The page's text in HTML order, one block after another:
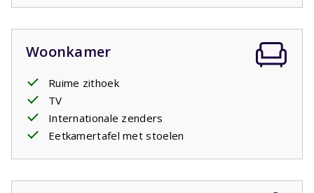
Een heerlijke plek om samen te eten, een boek te lezen
de tuin zorgen bomen en struiken voor beschutte plekjes,
zodat u op elk moment van de dag kunt kiezen tussen
zon en schaduw.
Woonkamer
Ruime zithoek
TV
Internationale zenders
Eetkamertafel met stoelen